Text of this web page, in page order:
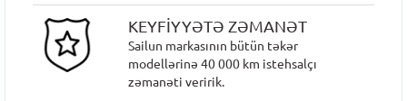
KEYFİYYƏTƏ ZƏMANƏT
Sailun markasının bütün təkər
modellərinə 40 000 km istehsalçı
zəmanəti veririk.